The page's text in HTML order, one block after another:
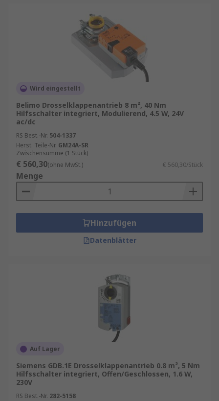
Wird eingestellt
Belimo Drosselklappenantrieb 8 m², 40 Nm
Hilfsschalter integriert, Modulierend, 4.5 W, 24V
ac/dc
RS Best.-Nr. 504-1337
Herst. Teile-Nr. GM24A-SR
Zwischensumme (1 Stück)
€ 560,30(ohne MwSt.) € 560,30/Stück
Menge
Hinzufügen
Datenblätter
Auf Lager
Siemens GDB.1E Drosselklappenantrieb 0.8 m², 5 Nm
Hilfsschalter integriert, Offen/Geschlossen, 1.6 W,
230V
RS Best.-Nr. 282-5158